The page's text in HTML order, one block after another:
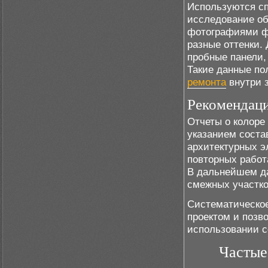
Используются
исследование
фотографиями
разные оттенки.
пробные
Такие данные
ремонтавнутри
Отчеты о
указанием
архитектурных
повторных
В дальнейшем
смежных
проектом и
использовании